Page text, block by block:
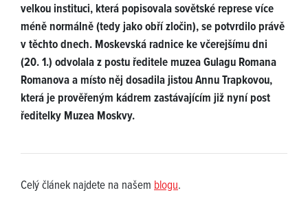
velkou instituci, která popisovala sovětské represe více
méně normálně (tedy jako obří zločin), se potvrdilo právě
v těchto dnech. Moskevská radnice ke včerejšímu dni
(20. 1.) odvolala z postu ředitele muzea Gulagu Romana
Romanova a místo něj dosadila jistou Annu Trapkovou,
která je prověřeným kádrem zastávajícím již nyní post
ředitelky Muzea Moskvy.
Celý článek najdete na našem blogu.